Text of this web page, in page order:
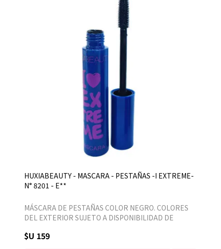
HUXIABEAUTY - MASCARA - PESTAÑAS -I EXTREME-
N° 8201 - E**
MÁSCARA DE PESTAÑAS COLOR NEGRO. COLORES
DEL EXTERIOR SUJETO A DISPONIBILIDAD DE
$U 159